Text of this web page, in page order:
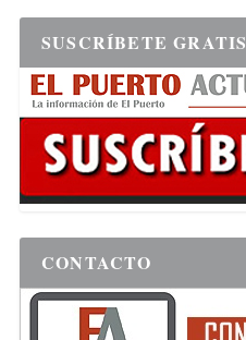
SUSCRÍBETE GRATIS
CONTACTO